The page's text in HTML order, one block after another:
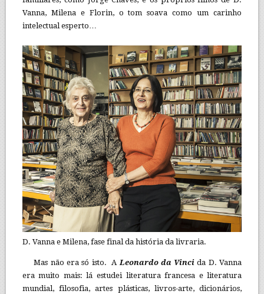
Vanna, Milena e Florin, o tom soava como um carinho
intelectual esperto…
D. Vanna e Milena, fase final da história da livraria.
Mas não era só isto. ALeonardo da Vincida D. Vanna
era muito mais: lá estudei literatura francesa e literatura
mundial, filosofia, artes plásticas, livros-arte, dicionários,